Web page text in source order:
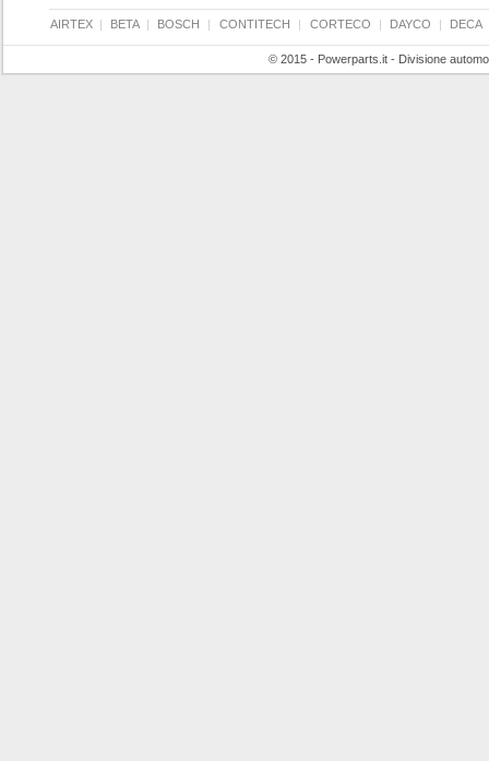
AIRTEX | BETA | BOSCH | CONTITECH | CORTECO | DAYCO | DECA
© 2015 - Powerparts.it - Divisione